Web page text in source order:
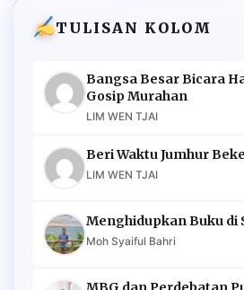
TULISAN KOLOM
Bangsa Besar Bicara
Gosip Murahan
LIM WEN TJAI
Beri Waktu Jumhur
LIM WEN TJAI
Menghidupkan Buku di
Moh Syaiful Bahri